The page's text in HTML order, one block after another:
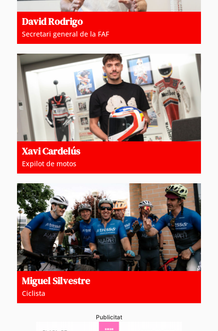
David Rodrigo
Secretari general de la FAF
Xavi Cardelús
Expilot de motos
Miguel Silvestre
Ciclista
Publicitat